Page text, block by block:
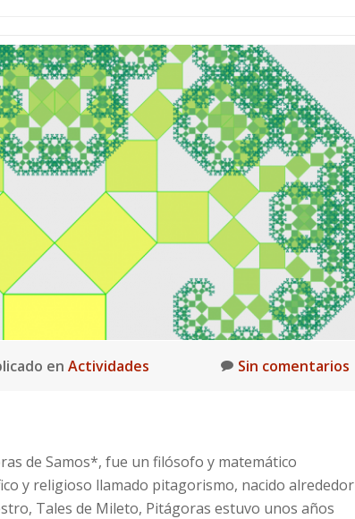
en Actividades Sin comentarios
de Samos*, fue un filósofo y matemático
y religioso llamado pitagorismo, nacido alrededor
Tales de Mileto, Pitágoras estuvo unos años